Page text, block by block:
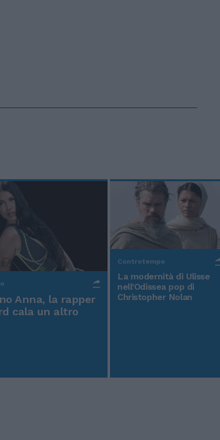
Anna, la rapper
cala un altro
Controtempo
La modernità di Ulisse
nell'Odissea pop di
Christopher Nolan